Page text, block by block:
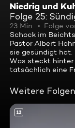
Niedrig und
Folge 25:
23 Min. Folge
Schock im
Pastor Albert
sie gesündigt
Was steckt hinter
tatsächlich eine
Weitere
12